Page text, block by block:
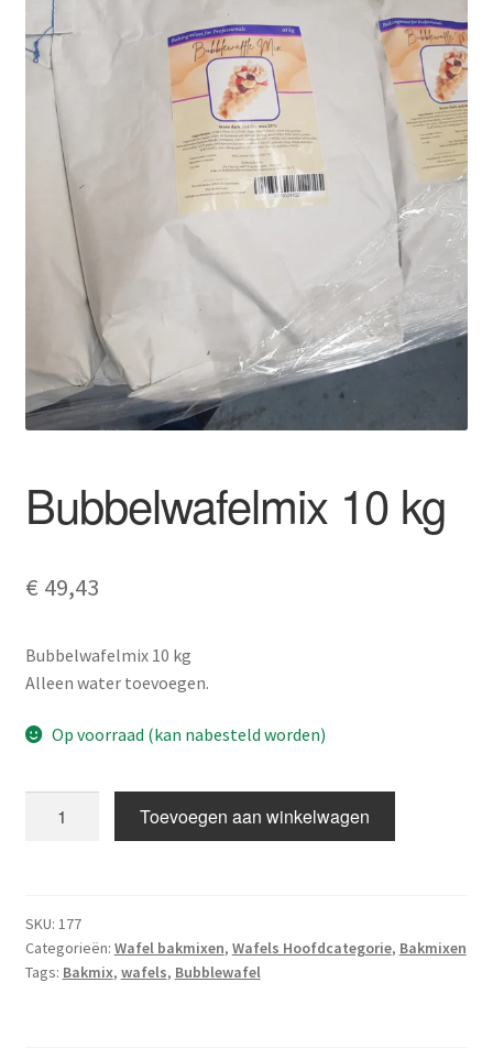
Academy
Bubbelwafelmix 10 kg
€ 49,43
Bubbelwafelmix 10 kg
Alleen water toevoegen.
Op voorraad (kan nabesteld worden)
Toevoegen aan winkelwagen
SKU: 177
Categorieën: Wafel bakmixen, Wafels Hoofdcategorie, Bakmixen
Tags: Bakmix, wafels, Bubblewafel